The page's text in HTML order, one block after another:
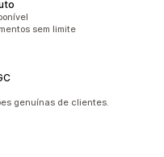
sem limite
genuínas de clientes.